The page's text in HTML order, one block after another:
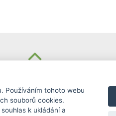
Základní škola
22, Brno 612 00
Používáním tohoto webu
souborů cookies.
k ukládání a